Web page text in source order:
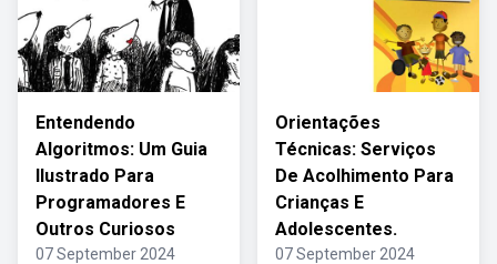
Entendendo
Algoritmos: Um Guia
Ilustrado Para
Programadores E
Outros Curiosos
07 September 2024
Orientações
Técnicas: Serviços
De Acolhimento Para
Crianças E
Adolescentes.
07 September 2024